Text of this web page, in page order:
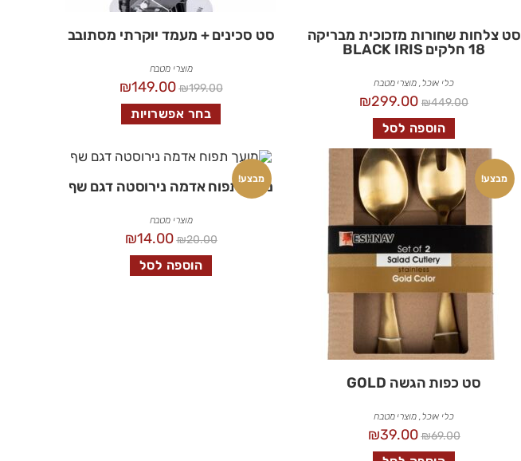
סט צלחות שחורות מזכוכית מבריקה
18 חלקים BLACK IRIS
כלי אוכל,מוצרי מטבח
₪449.00
₪299.00
הוספה לסל
סט סכינים + מעמד יוקרתי מסתובב
מוצרי מטבח
₪199.00
₪149.00
בחר אפשרויות
מבצע!
סט כפות הגשה GOLD
כלי אוכל,מוצרי מטבח
₪69.00
₪39.00
מבצע!
מועך תפוח אדמה נירוסטה דגם שף
מוצרי מטבח
₪20.00
₪14.00
הוספה לסל